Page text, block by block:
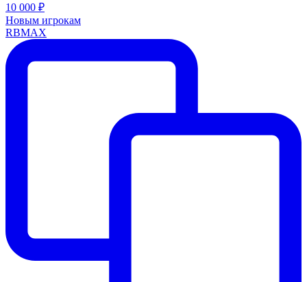
10 000 ₽
Новым игрокам
RBMAX